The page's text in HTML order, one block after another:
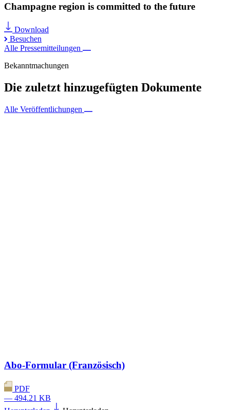
Champagne region is committed to the future
Download
Besuchen
Alle Pressemitteilungen
Bekanntmachungen
Die zuletzt hinzugefügten Dokumente
Alle Veröffentlichungen
Abo-Formular (Französisch)
PDF
— 494.21 KB